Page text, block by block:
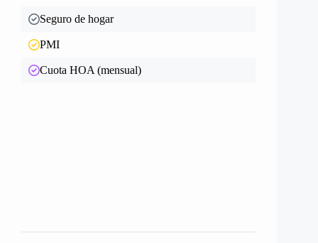
Seguro de hogar
PMI
Cuota HOA (mensual)